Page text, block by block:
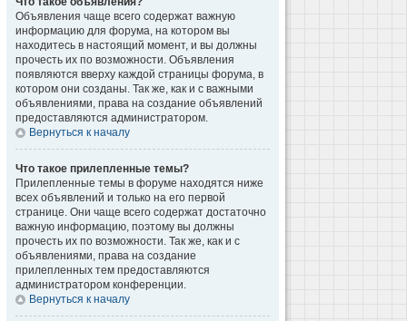
Объявления чаще всего содержат важную
информацию для форума, на котором вы
находитесь в настоящий момент, и вы должны
прочесть их по возможности. Объявления
появляются вверху каждой страницы форума, в
котором они созданы. Так же, как и с важными
объявлениями, права на создание объявлений
предоставляются администратором.
Вернуться к началу
Что такое прилепленные темы?
Прилепленные темы в форуме находятся ниже
всех объявлений и только на его первой
странице. Они чаще всего содержат достаточно
важную информацию, поэтому вы должны
прочесть их по возможности. Так же, как и с
объявлениями, права на создание
прилепленных тем предоставляются
администратором конференции.
Вернуться к началу